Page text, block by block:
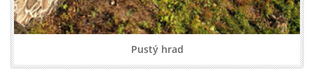
Pustý hrad